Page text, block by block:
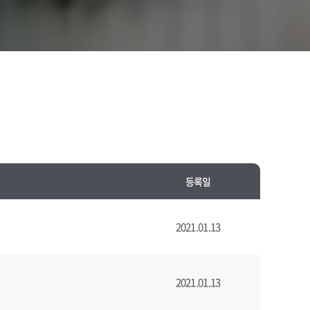
등록일
2021.01.13
2021.01.13